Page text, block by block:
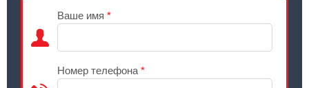
Ваше имя *
Номер телефона *